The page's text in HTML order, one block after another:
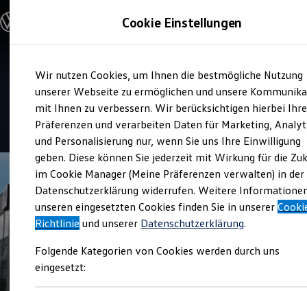
Hauptinhalt
springen
Footer
springen
Modelle und Konfigurator
Modelle vergleichen
Elektroautos
ENERGY Sondermodelle
Nutzfahrzeuge
SUV und CUV
Familienautos
Kombis
Kompaktwagen
Sportwagen
Schnell verfügbare Fahrzeuge
Angebote und Produkte
Aktuelle Angebote
E-Auto-Förderung
Volkswagen Marktplatz
Junge Gebrauchtwagen und Gebrauchtwagen
Volkswagen Zertifizierte Gebrauchtwagen
Service
Auto-Scholz AHG
4.7| 325 Bewertungen
Cookie Einstellungen
Wir nutzen Cookies, um Ihnen die bestmögliche Nutzung
unserer Webseite zu ermöglichen und unsere
mit Ihnen zu verbessern. Wir berücksichtigen hierbei Ihre
Präferenzen und verarbeiten Daten für Marketing,
und Personalisierung nur, wenn Sie uns Ihre Einwilligung
geben. Diese können Sie jederzeit mit Wirkung für die
im Cookie Manager (Meine Präferenzen verwalten) in der
Datenschutzerklärung widerrufen. Weitere
unseren eingesetzten Cookies finden Sie in unserer
Richtlinie und unserer Datenschutzerklärung.
Folgende Kategorien von Cookies werden durch uns
eingesetzt: